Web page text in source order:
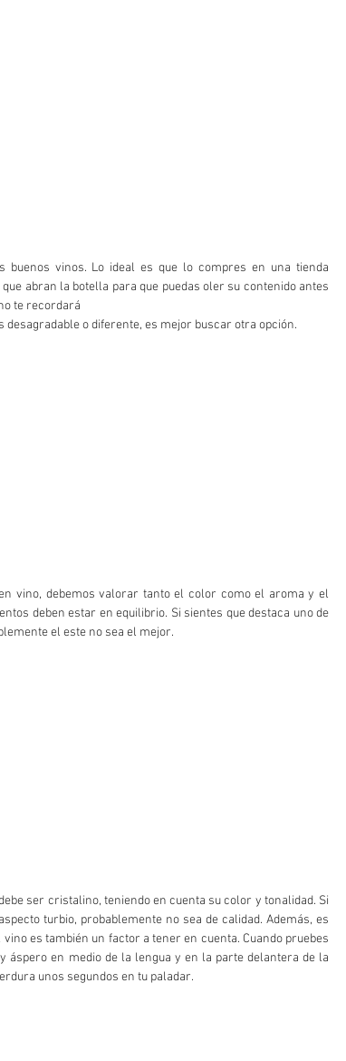
buenos vinos. Lo ideal es que lo compres en una tienda
abran la botella para que puedas oler su contenido antes
te recordará
o diferente, es mejor buscar otra opción.
vino, debemos valorar tanto el color como el aroma y el
deben estar en equilibrio. Si sientes que destaca uno de
el este no sea el mejor.
ser cristalino, teniendo en cuenta su color y tonalidad. Si
turbio, probablemente no sea de calidad. Además, es
es también un factor a tener en cuenta. Cuando pruebes
áspero en medio de la lengua y en la parte delantera de la
unos segundos en tu paladar.